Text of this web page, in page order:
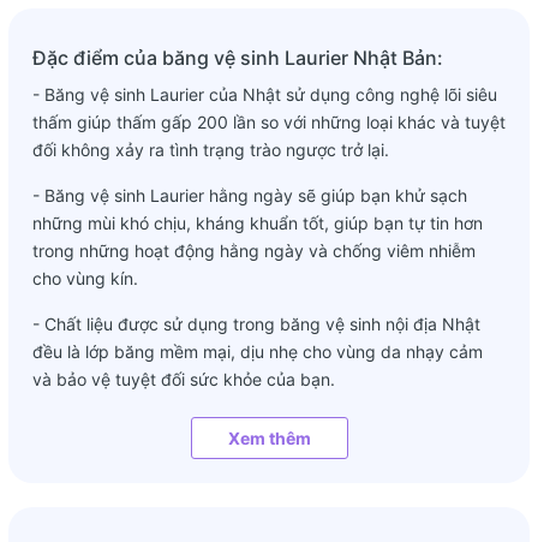
Đặc điểm của băng vệ sinh Laurier Nhật Bản:
- Băng vệ sinh Laurier của Nhật sử dụng công nghệ lõi siêu
thấm giúp thấm gấp 200 lần so với những loại khác và tuyệt
đối không xảy ra tình trạng trào ngược trở lại.
- Băng vệ sinh Laurier hằng ngày sẽ giúp bạn khử sạch
những mùi khó chịu, kháng khuẩn tốt, giúp bạn tự tin hơn
trong những hoạt động hằng ngày và chống viêm nhiễm
cho vùng kín.
- Chất liệu được sử dụng trong băng vệ sinh nội địa Nhật
đều là lớp băng mềm mại, dịu nhẹ cho vùng da nhạy cảm
và bảo vệ tuyệt đối sức khỏe của bạn.
- Sản phẩm băng vệ sinh Laurier của Nhật đạt chuẩn các
tiêu chí khắt khe nhất của Nhật về chất lượng, an toàn sức
Xem thêm